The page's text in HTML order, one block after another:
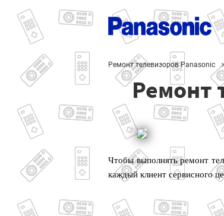
Ремонт телевизоров Panasonic
Ремонт
Чтобы выполнять ремонт
каждый клиент сервисного